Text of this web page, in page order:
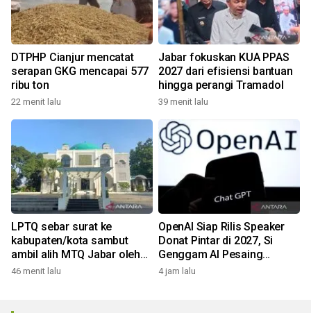
DTPHP Cianjur mencatat
serapan GKG mencapai 577
ribu ton
22 menit lalu
Jabar fokuskan KUA PPAS
2027 dari efisiensi bantuan
hingga perangi Tramadol
39 menit lalu
LPTQ sebar surat ke
kabupaten/kota sambut
ambil alih MTQ Jabar oleh
Pemprov
46 menit lalu
OpenAI Siap Rilis Speaker
Donat Pintar di 2027, Si
Genggam AI Pesaing
Google & Amazon!
4 jam lalu